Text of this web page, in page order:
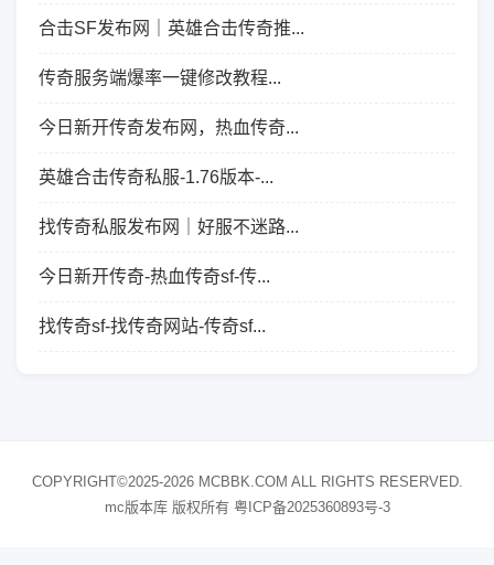
合击SF发布网｜英雄合击传奇推...
传奇服务端爆率一键修改教程...
今日新开传奇发布网，热血传奇...
英雄合击传奇私服-1.76版本-...
找传奇私服发布网｜好服不迷路...
今日新开传奇-热血传奇sf-传...
找传奇sf-找传奇网站-传奇sf...
COPYRIGHT©2025-2026 MCBBK.COM ALL RIGHTS RESERVED.
mc版本库 版权所有 粤ICP备2025360893号-3